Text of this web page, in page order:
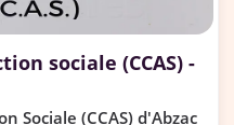
sociale (CCAS) -
Sociale (CCAS) d'Abzac